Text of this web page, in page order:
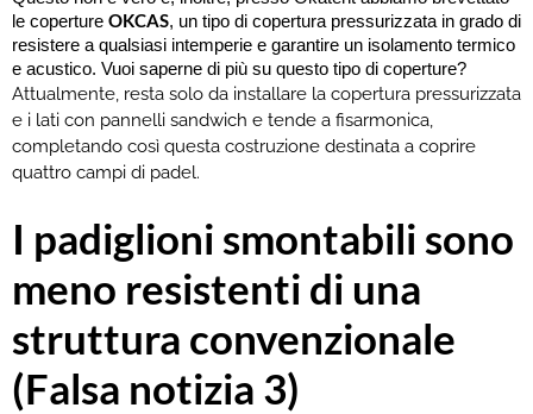
le coperture OKCAS, un tipo di copertura pressurizzata in grado di
resistere a qualsiasi intemperie e garantire un isolamento termico
e acustico. Vuoi saperne di più su questo tipo di coperture?
Attualmente, resta solo da installare la copertura pressurizzata
e i lati con pannelli sandwich e tende a fisarmonica,
completando così questa costruzione destinata a coprire
quattro campi di padel.
I padiglioni smontabili sono
meno resistenti di una
struttura convenzionale
(Falsa notizia 3)